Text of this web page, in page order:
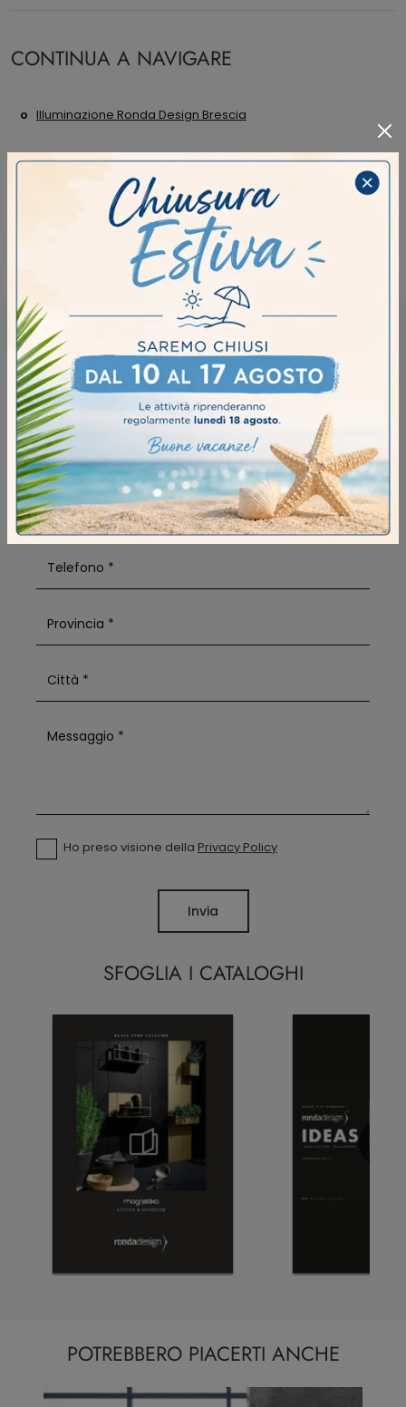
CONTINUA A NAVIGARE
Illuminazione Ronda Design Brescia
Illuminazione Ronda Design Castelvetro Piacentino
Illuminazione Ronda Design Crema
Illuminazione Ronda Design Fidenza
SFOGLIA I CATALOGHI
RICHIEDI MAGGIORI INFORMAZIONI
Ho preso visione della Privacy Policy
Invia
POTREBBERO PIACERTI ANCHE